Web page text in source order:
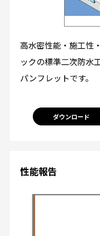
高水密性能・施工性
ックの標準二次防水
パンフレットです。
ダウンロード
性能報告